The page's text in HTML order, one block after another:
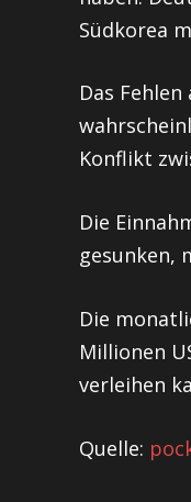
Südkorea
Das
Konflikt
Die
gesunken,
Die
Millionen
verleihen
Quelle: